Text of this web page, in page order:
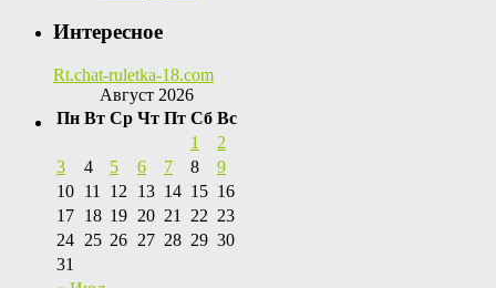
Интересное
Rt.chat-ruletka-18.com
Август 2026
Пн Вт Ср Чт Пт Сб Вс
1
2
3
4 5 6 7 8
9
10 11 12 13 14 15 16
17 18 19 20 21 22 23
24 25 26 27 28 29 30
31